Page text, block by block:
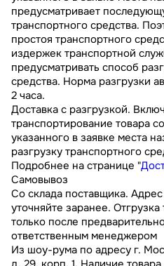
предусматривает
транспортного средства.
простоя транспортного
издержек транспортной
предусматривать способ
средства. Норма разгрузки
2 часа.
Доставка с разгрузкой.
транспортирование товара
указанного в заявке места
разгрузку транспортного
Подробнее на странице "
Самовывоз
Со склада поставщика.
уточняйте заранее.
только после
ответственным менеджером
Из шоу-рума по адресу г.